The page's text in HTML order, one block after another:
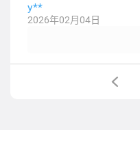
y**
2026年02月04日